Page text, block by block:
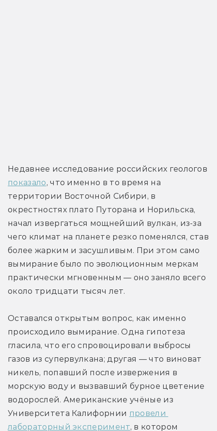
показало, что именно в то время на
территории Восточной Сибири, в
окрестностях плато Путорана и Норильска,
начал извергаться мощнейший вулкан, из-за
чего климат на планете резко поменялся, став
более жарким и засушливым. При этом само
вымирание было по эволюционным меркам
практически мгновенным — оно заняло всего
около тридцати тысяч лет.
Оставался открытым вопрос, как именно
происходило вымирание. Одна гипотеза
гласила, что его спровоцировали выбросы
газов из супервулкана; другая — что виноват
никель, попавший после извержения в
морскую воду и вызвавший бурное цветение
водорослей. Американские учёные из
Университета Калифорнии провели
лабораторный эксперимент, в котором